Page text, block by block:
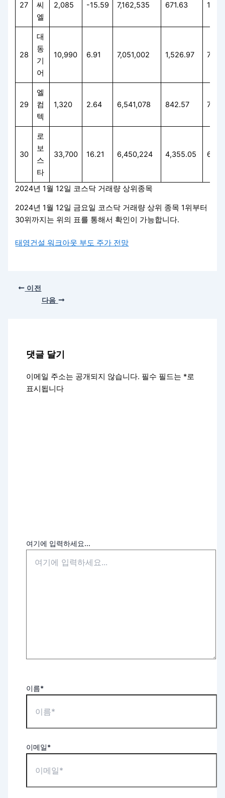
27
씨
엘
2,085 -15.59 7,162,535 671.63
28
대
동
기
어
10,990 6.91 7,051,002 1,526.97
29
엘
컴
텍
1,320 2.64 6,541,078 842.57
30
로
보
스
타
33,700 16.21 6,450,224 4,355.05
2024년 1월 12일 코스닥 거래량 상위종목
2024년 1월 12일 금요일 코스닥 거래량 상위 종목 1위부터
30위까지는 위의 표를 통해서 확인이 가능합니다.
태영건설 워크아웃 부도 주가 전망
이전
다음
댓글 달기
이메일 주소는 공개되지 않습니다. 필수 필드는 *로
표시됩니다
여기에 입력하세요...
이름*
이메일*